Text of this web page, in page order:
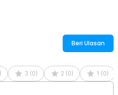
pembelian produk ini:
Kloset Toilet Stool Bathroom -
Beri Ulasan
) 3 (0) 2 (0) 1 (0)